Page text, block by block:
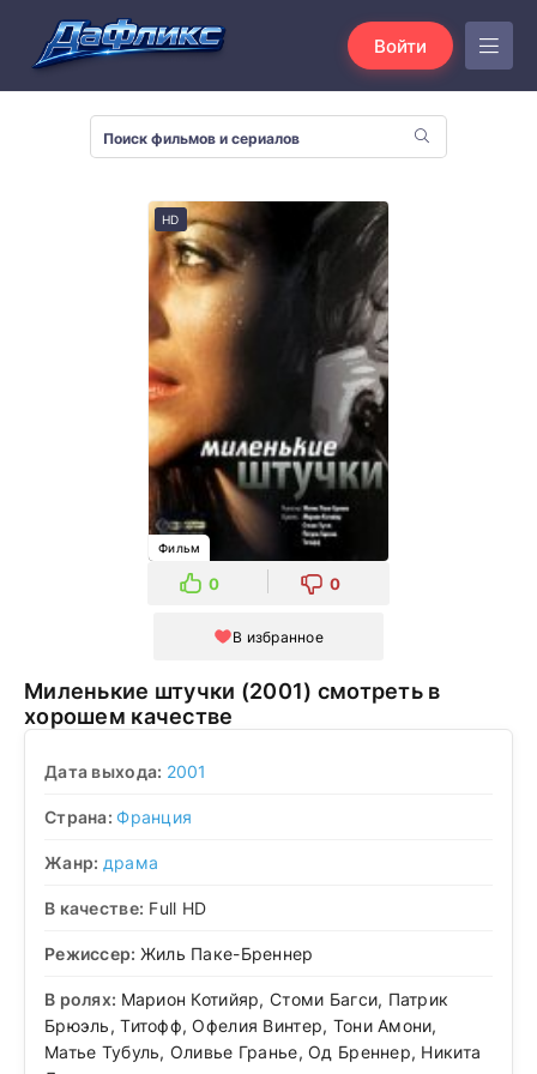
Войти
HD
Фильм
0 0
В избранное
Миленькие штучки (2001) смотреть в
хорошем качестве
Дата выхода: 2001
Страна:Франция
Жанр: драма
В качестве: Full HD
Режиссер: Жиль Паке-Бреннер
В ролях: Марион Котийяр, Стоми Багси, Патрик
Брюэль, Титофф, Офелия Винтер, Тони Амони,
Матье Тубуль, Оливье Гранье, Од Бреннер, Никита